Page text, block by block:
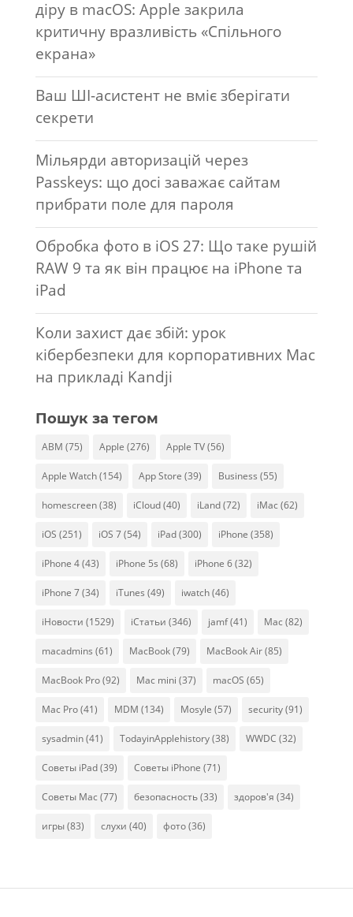
діру в macOS: Apple закрила
критичну вразливість «Спільного
екрана»
Ваш ШІ-асистент не вміє зберігати
секрети
Мільярди авторизацій через
Passkeys: що досі заважає сайтам
прибрати поле для пароля
Обробка фото в iOS 27: Що таке рушій
RAW 9 та як він працює на iPhone та
iPad
Коли захист дає збій: урок
кібербезпеки для корпоративних Mac
на прикладі Kandji
Пошук за тегом
ABM (75) Apple (276) Apple TV(56)
Apple Watch(154) App Store (39) Business (55)
homescreen(38) iCloud(40) iLand(72) iMac (62)
iOS (251) iOS 7(54) iPad(300) iPhone (358)
iPhone 4(43) iPhone 5s (68) iPhone 6(32)
iPhone 7(34) iTunes (49) iwatch(46)
iНовости (1529) iСтатьи (346) jamf(41) Mac (82)
macadmins (61) MacBook(79) MacBook Air(85)
MacBook Pro(92) Mac mini (37) macOS (65)
Mac Pro(41) MDM (134) Mosyle (57) security(91)
sysadmin(41) TodayinApplehistory(38) WWDC (32)
Советы iPad(39) Советы iPhone (71)
Советы Mac (77) безопасность(33) здоров'я (34)
игры(83) слухи (40) фото(36)